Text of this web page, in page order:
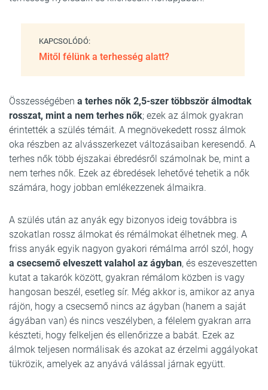
KAPCSOLÓDÓ:
Mitől félünk a terhesség alatt?
Összességében a terhes nők 2,5-szer többször álmodtak
rosszat, mint a nem terhes nők; ezek az álmok gyakran
érintették a szülés témáit. A megnövekedett rossz álmok
oka részben az alvásszerkezet változásaiban keresendő. A
terhes nők több éjszakai ébredésről számolnak be, mint a
nem terhes nők. Ezek az ébredések lehetővé tehetik a nők
számára, hogy jobban emlékezzenek álmaikra.
A szülés után az anyák egy bizonyos ideig továbbra is
szokatlan rossz álmokat és rémálmokat élhetnek meg. A
friss anyák egyik nagyon gyakori rémálma arról szól, hogy
a csecsemő elveszett valahol az ágyban, és eszeveszetten
kutat a takarók között, gyakran rémálom közben is vagy
hangosan beszél, esetleg sír. Még akkor is, amikor az anya
rájön, hogy a csecsemő nincs az ágyban (hanem a saját
ágyában van) és nincs veszélyben, a félelem gyakran arra
készteti, hogy felkeljen és ellenőrizze a babát. Ezek az
álmok teljesen normálisak és azokat az érzelmi aggályokat
tükrözik, amelyek az anyává válással járnak együtt.